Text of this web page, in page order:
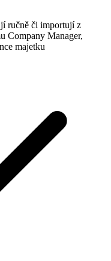
ručně či importují z
Company Manager,
majetku